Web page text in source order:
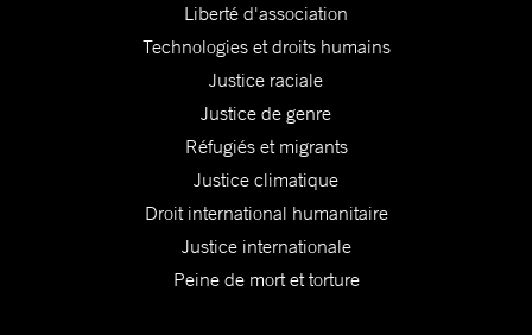
Liberté d'association
Technologies et droits humains
Justice raciale
Justice de genre
Réfugiés et migrants
Justice climatique
Droit international humanitaire
Justice internationale
Peine de mort et torture